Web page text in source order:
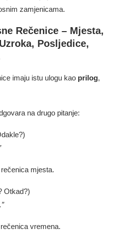
zamjenicama.
Rečenice – Mjesta,
Posljedice,
imaju istu ulogu kao prilog,
na drugo pitanje:
mjesta.
Otkad?)
vremena.